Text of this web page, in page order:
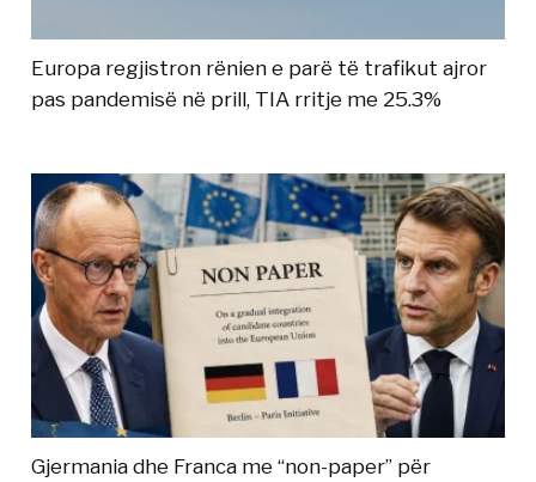
Europa regjistron rënien e parë të trafikut ajror
pas pandemisë në prill, TIA rritje me 25.3%
Gjermania dhe Franca me “non-paper” për